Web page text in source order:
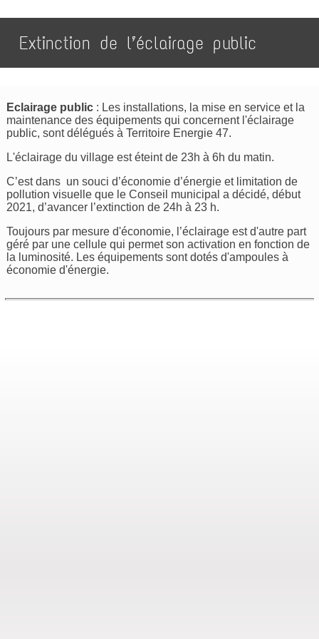
Extinction de l’éclairage public
Eclairage public : Les installations, la mise en service et la
maintenance des équipements qui concernent l'éclairage
public, sont délégués à Territoire Energie 47.
L'éclairage du village est éteint de 23h à 6h du matin.
C’est dans un souci d’économie d’énergie et limitation de
pollution visuelle que le Conseil municipal a décidé, début
2021, d’avancer l’extinction de 24h à 23 h.
Toujours par mesure d'économie, l’éclairage est d'autre part
géré par une cellule qui permet son activation en fonction de
la luminosité. Les équipements sont dotés d'ampoules à
économie d'énergie.